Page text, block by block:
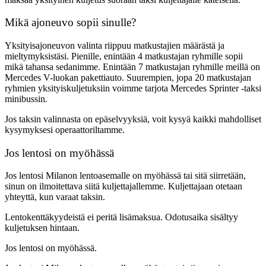
Mikä ajoneuvo sopii sinulle?
Yksityisajoneuvon valinta riippuu matkustajien määrästä ja
mieltymyksistäsi. Pienille, enintään 4 matkustajan ryhmille sopii
mikä tahansa sedanimme. Enintään 7 matkustajan ryhmille meillä on
Mercedes V-luokan pakettiauto. Suurempien, jopa 20 matkustajan
ryhmien yksityiskuljetuksiin voimme tarjota Mercedes Sprinter -taksi
minibussin.
Jos taksin valinnasta on epäselvyyksiä, voit kysyä kaikki mahdolliset
kysymyksesi operaattoriltamme.
Jos lentosi on myöhässä
Jos lentosi Milanon lentoasemalle on myöhässä tai sitä siirretään,
sinun on ilmoitettava siitä kuljettajallemme. Kuljettajaan otetaan
yhteyttä, kun varaat taksin.
Lentokenttäkyydeistä ei peritä lisämaksua. Odotusaika sisältyy
kuljetuksen hintaan.
Jos lentosi on myöhässä.